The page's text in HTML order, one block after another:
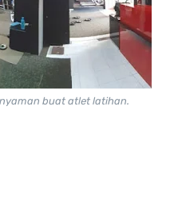
buat atlet latihan.